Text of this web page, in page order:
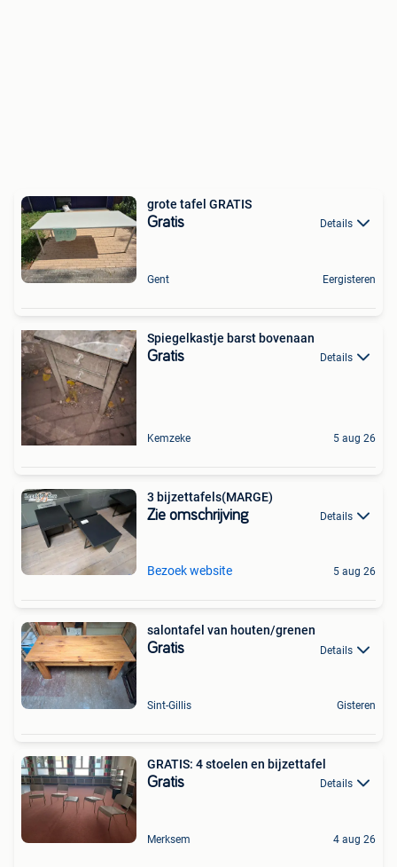
grote tafel GRATIS
Gratis Details
Gent Eergisteren
Spiegelkastje barst bovenaan
Gratis Details
Kemzeke 5 aug 26
3 bijzettafels(MARGE)
Zie omschrijving Details
Bezoek website 5 aug 26
salontafel van houten/grenen
Gratis Details
Sint-Gillis Gisteren
GRATIS: 4 stoelen en bijzettafel
Gratis Details
Merksem 4 aug 26